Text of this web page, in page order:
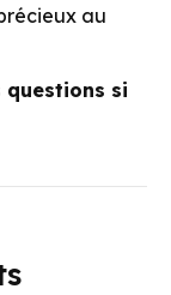
au
questions si